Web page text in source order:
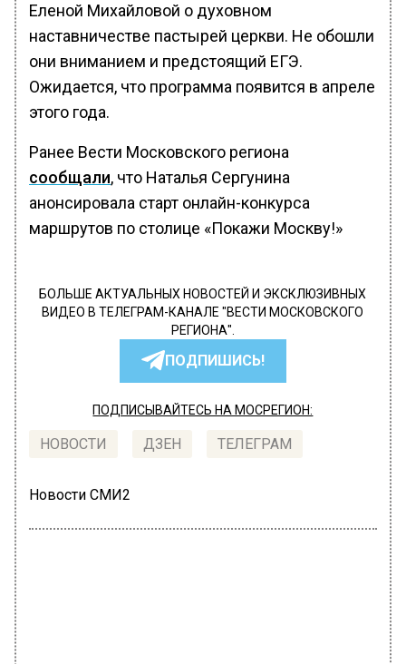
Еленой Михайловой о духовном
наставничестве пастырей церкви. Не обошли
они вниманием и предстоящий ЕГЭ.
Ожидается, что программа появится в апреле
этого года.
Ранее Вести Московского региона
сообщали, что Наталья Сергунина
анонсировала старт онлайн-конкурса
маршрутов по столице «Покажи Москву!»
БОЛЬШЕ АКТУАЛЬНЫХ НОВОСТЕЙ И ЭКСКЛЮЗИВНЫХ
ВИДЕО В ТЕЛЕГРАМ-КАНАЛЕ "ВЕСТИ МОСКОВСКОГО
РЕГИОНА".
ПОДПИШИСЬ!
ПОДПИСЫВАЙТЕСЬ НА МОСРЕГИОН:
НОВОСТИ ДЗЕН ТЕЛЕГРАМ
Новости СМИ2